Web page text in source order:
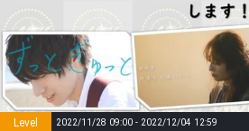
Level 2022/11/28 09:00 - 2022/12/04 12:59